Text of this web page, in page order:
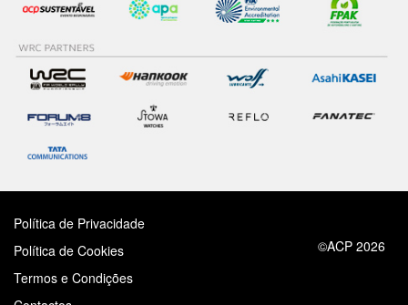
Política de Privacidade
Política de Cookies
Termos e Condições
©ACP 2026